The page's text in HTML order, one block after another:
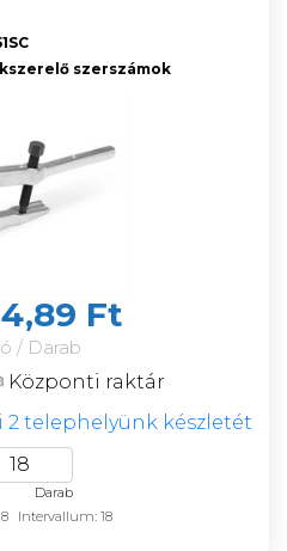
szerszámok
Ft
/ Darab
Központi raktár
telephelyünk készletét
Darab
Intervallum: 18